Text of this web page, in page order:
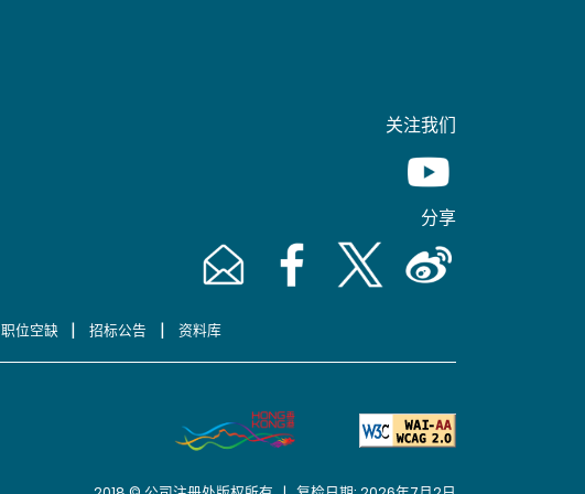
关注我们
Youtube [This link
分享
Email [This link will pop up in a new window]
Facebook [This link will pop up in a
Twitter [This link will pop up
Weibo [This link will
职位空缺 | 招标公告 | 资料库